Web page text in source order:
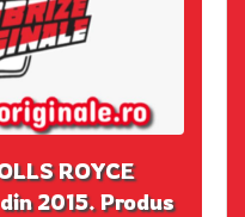
ROYCE
2015. Produs